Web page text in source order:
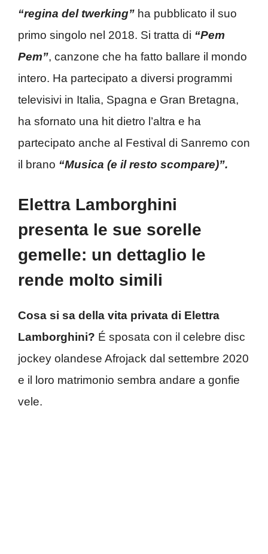
“regina del twerking” ha pubblicato il suo
primo singolo nel 2018. Si tratta di “Pem
Pem”, canzone che ha fatto ballare il mondo
intero. Ha partecipato a diversi programmi
televisivi in Italia, Spagna e Gran Bretagna,
ha sfornato una hit dietro l’altra e ha
partecipato anche al Festival di Sanremo con
il brano “Musica (e il resto scompare)”.
Elettra Lamborghini
presenta le sue sorelle
gemelle: un dettaglio le
rende molto simili
Cosa si sa della vita privata di Elettra
Lamborghini? É sposata con il celebre disc
jockey olandese Afrojack dal settembre 2020
e il loro matrimonio sembra andare a gonfie
vele.